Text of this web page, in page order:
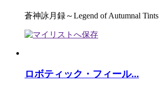
蒼神詠月録～Legend of Autumnal Tints
ロボティック・フィール...